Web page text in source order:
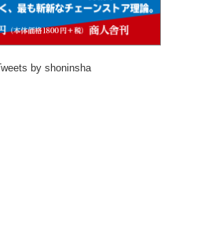
Tweets by shoninsha